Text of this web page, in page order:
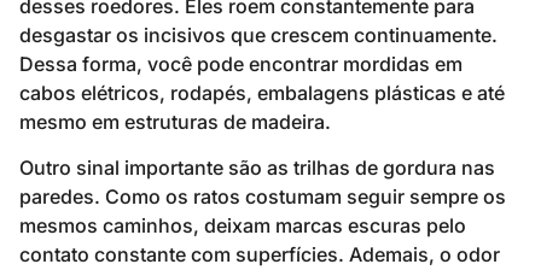
desses roedores. Eles roem constantemente para
desgastar os incisivos que crescem continuamente.
Dessa forma, você pode encontrar mordidas em
cabos elétricos, rodapés, embalagens plásticas e até
mesmo em estruturas de madeira.
Outro sinal importante são as trilhas de gordura nas
paredes. Como os ratos costumam seguir sempre os
mesmos caminhos, deixam marcas escuras pelo
contato constante com superfícies. Ademais, o odor